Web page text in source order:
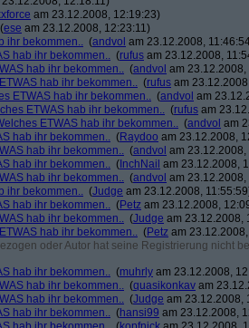
am 23.12.2008, 12:19:23)
(ese am 23.12.2008, 12:23:11)
ihr bekommen.. (andvol am 23.12.2008,
hab ihr bekommen.. (rufus am 23.12.2008,
hab ihr bekommen.. (andvol am
hab ihr bekommen.. (rufus am
ETWAS hab ihr bekommen.. (andvol am
ETWAS hab ihr bekommen.. (rufus am
ETWAS hab ihr bekommen.. (andvol am
hab ihr bekommen.. (Raydoo am 23.12.2008,
hab ihr bekommen.. (andvol am
hab ihr bekommen.. ( InchNail am 23.12.2008,
hab ihr bekommen.. (andvol am
ihr bekommen.. (Judge am 23.12.2008,
hab ihr bekommen.. (Petz am 23.12.2008,
hab ihr bekommen.. (Judge am 23.12.2008,
hab ihr bekommen.. (Petz am
oder Autor hat seine Registrierung nicht
hab ihr bekommen.. (muhrly am 23.12.2008,
hab ihr bekommen.. (quasikonkav am
hab ihr bekommen.. (Judge am 23.12.2008,
hab ihr bekommen.. (hansi99 am 23.12.2008,